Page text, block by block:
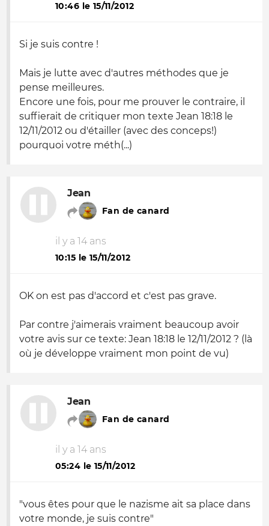
10:46 le 15/11/2012
Si je suis contre !
Mais je lutte avec d'autres méthodes que je
pense meilleures.
Encore une fois, pour me prouver le contraire, il
suffierait de critiquer mon texte Jean 18:18 le
12/11/2012 ou d'étailler (avec des conceps!)
pourquoi votre méth(...)
Jean
Fan de canard
il y a 14 ans
10:15 le 15/11/2012
OK on est pas d'accord et c'est pas grave.
Par contre j'aimerais vraiment beaucoup avoir
votre avis sur ce texte: Jean 18:18 le 12/11/2012 ? (là
où je développe vraiment mon point de vu)
Jean
Fan de canard
il y a 14 ans
05:24 le 15/11/2012
"vous êtes pour que le nazisme ait sa place dans
votre monde, je suis contre"